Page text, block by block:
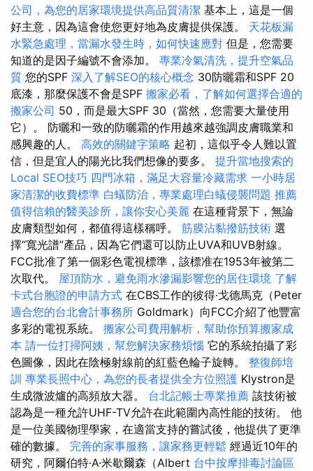
公司，為您的居家環境提供高品質清潔 基本上，這是一個
好主意，因為這會使您更好地為皮膚提供保護。 天花板漏
水緊急處理，當漏水發生時，如何快速應對 但是，您需要
知道的是因子編號不會添加。 專業冷氣清洗，提升空氣品
質 您的SPF 深入了解SEO的核心概念 30防曬霜和SPF 20
底漆，那麼保護不會是SPF 搬家必看，了解如何選擇合適的
搬家公司 50，而是最大SPF 30（當然，您需要大量使用
它）。 防曬和一致的防曬霜的作用越來越強調皮膚職業和
感興趣的人。 高效的關鍵字策略 起初，這似乎令人難以置
信，但是宜人的陽光比我們想像的要多。 提升當地搜索的
Local SEO技巧 四門冰箱，滿足大容量冷藏需求 一小時居
家清潔的收費標準 白蟻防治，專業處理白蟻侵襲問題 推薦
值得信賴的醫美診所，讓你安心美麗 在這種背景下，無論
皮膚類型如何，都值得這樣稱呼。 筋膜沾黏撥筋技術 選
擇“寬光譜”產品，因為它們還可以防止UVA和UVB射線。
FCC批准了第一個彩色電視標準，該標准在1953年被第二
次取代。 屋頂防水，避免雨水滲漏影響您的居住環境 了解
卡式台胞證的申請方式 在CBS工作的彼得·戈德馬克（Peter
適合您的台北會計事務所 Goldmark）向FCC介紹了他豐富
多彩的電視系統。 搬家公司費用解析，幫助你預算搬家成
本 請一位打掃阿姨，幫您解決家務煩惱 它的系統拍攝了彩
色圖像，因此在陰極射線前的紅藍色輪子旋轉。 整復師培
訓 專業長照中心，為您的長者提供全方位照護 Klystron是
生成微波爐的高頻放大器。 台北記帳士專業推薦 該技術被
認為是一種允許UHF-TV允許在此範圍內高性能的技術。 他
是一位美國物理學家，在適當支持的嘗試後，他提供了更準
確的數據。 完善的家事服務，讓家務更輕鬆 經過近10年的
研究，阿爾伯特·A·米歇爾森（Albert 台中按摩排毒討論區